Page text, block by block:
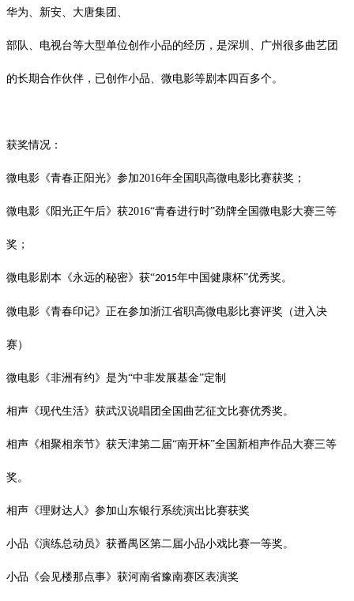
华为、新安、大唐集团、
部队、电视台等大型单位创作小品的经历，是深圳、广州很多曲艺团
的长期合作伙伴，已创作小品、微电影等剧本四百多个。
获奖情况：
微电影《青春正阳光》参加2016年全国职高微电影比赛获奖；
微电影《阳光正午后》获2016“青春进行时”劲牌全国微电影大赛三等
奖；
微电影剧本《永远的秘密》获“2015年中国健康杯”优秀奖。
微电影《青春印记》正在参加浙江省职高微电影比赛评奖（进入决
赛）
微电影《非洲有约》是为“中非发展基金”定制
相声《现代生活》获武汉说唱团全国曲艺征文比赛优秀奖。
相声《相聚相亲节》获天津第二届“南开杯”全国新相声作品大赛三等
奖。
相声《理财达人》参加山东银行系统演出比赛获奖
小品《演练总动员》获番禺区第二届小品小戏比赛一等奖。
小品《会见楼那点事》获河南省豫南赛区表演奖